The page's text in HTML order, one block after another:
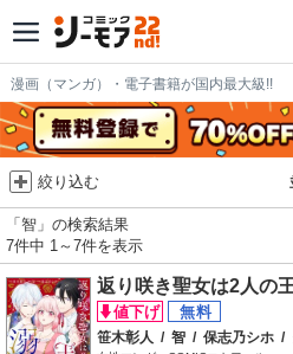
漫画（マンガ）・電子書籍が国内最大級!!
絞り込む
「智」の検索結果
7件中 1～7件を表示
返り咲き聖女は2人の
笹木彰人 / 智 / 保志乃シホ /